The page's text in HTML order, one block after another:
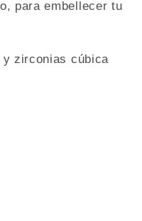
para embellecer tu
y zirconias cúbica